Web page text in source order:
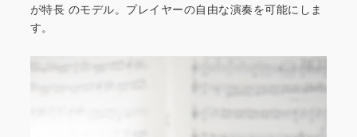
が特長 のモデル。プレイヤーの自由な演奏を可能にしま
す。